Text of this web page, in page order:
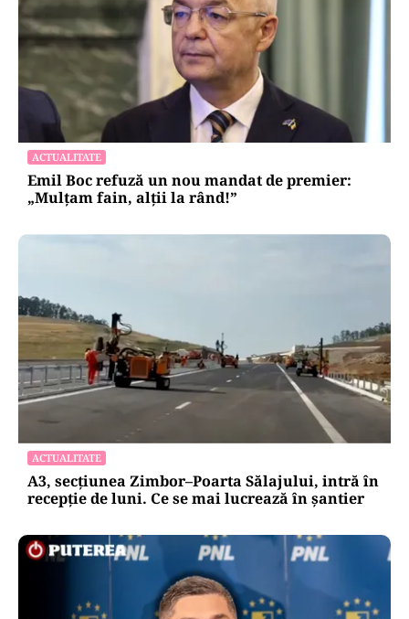
ACTUALITATE
Emil Boc refuză un nou mandat de premier:
„Mulțam fain, alții la rând!”
ACTUALITATE
A3, secțiunea Zimbor–Poarta Sălajului, intră în
recepție de luni. Ce se mai lucrează în șantier